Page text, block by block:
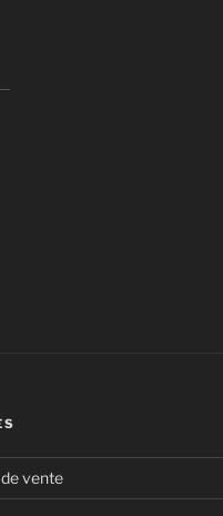
vente